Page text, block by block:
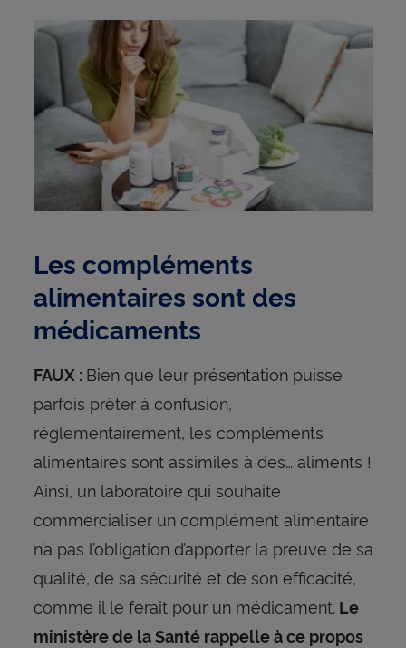
Les compléments
alimentaires sont des
médicaments
FAUX : Bien que leur présentation puisse
parfois prêter à confusion,
réglementairement, les compléments
alimentaires sont assimilés à des… aliments !
Ainsi, un laboratoire qui souhaite
commercialiser un complément alimentaire
n’a pas l’obligation d’apporter la preuve de sa
qualité, de sa sécurité et de son efficacité,
comme il le ferait pour un médicament. Le
ministère de la Santé rappelle à ce propos